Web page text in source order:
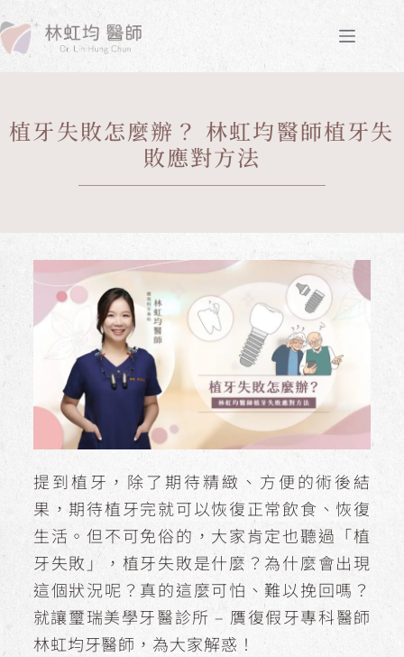
植牙失敗怎麼辦？ 林虹均醫師植牙失
敗應對方法
提到植牙，除了期待精緻、方便的術後結
果，期待植牙完就可以恢復正常飲食、恢復
生活。但不可免俗的，大家肯定也聽過「植
牙失敗」，植牙失敗是什麼？為什麼會出現
這個狀況呢？真的這麼可怕、難以挽回嗎？
就讓璽瑞美學牙醫診所 – 贋復假牙專科醫師
林虹均牙醫師，為大家解惑！